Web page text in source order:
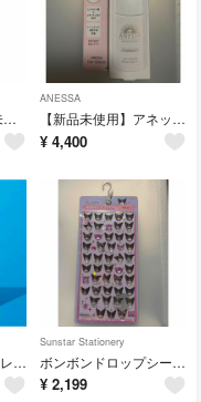
【販路限定品 新品未使用】excel エクストラリッチ セラムインパウダー 05
ANESSA
【新品未使用】アネッサ デイセラム 日中用乳液・化粧下地 30ml
¥ 4,400
【新品未使用】ビオレ キッズスタンプＵＶ 日焼け止め
Sunstar Stationery
ボンボンドロップシールｍｉｎｉ クロミ
¥ 2,199